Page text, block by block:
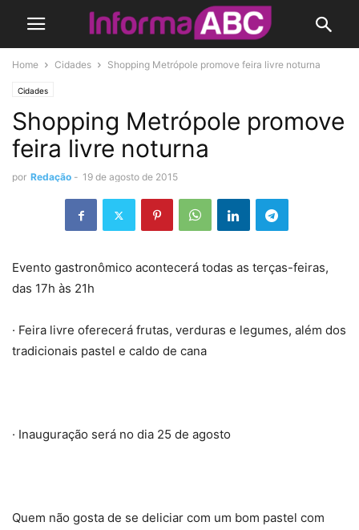
Home Cidades Shopping Metrópole promove feira livre noturna
Cidades
Shopping Metrópole promove
feira livre noturna
por Redação - 19 de agosto de 2015
Evento gastronômico acontecerá todas as terças-feiras,
das 17h às 21h
· Feira livre oferecerá frutas, verduras e legumes, além dos
tradicionais pastel e caldo de cana
· Inauguração será no dia 25 de agosto
Quem não gosta de se deliciar com um bom pastel com